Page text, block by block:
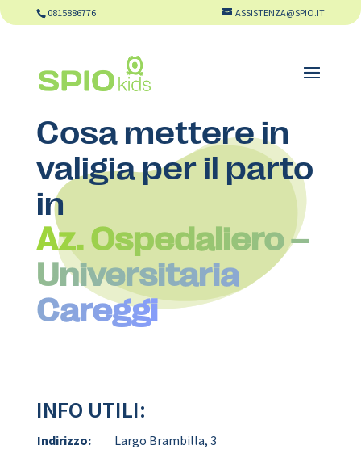
0815886776 ASSISTENZA@SPIO.IT
Cosa mettere in
valigia per il parto
in
Az. Ospedaliero –
Universitaria
Careggi
INFO UTILI:
Indirizzo:
Largo Brambilla, 3